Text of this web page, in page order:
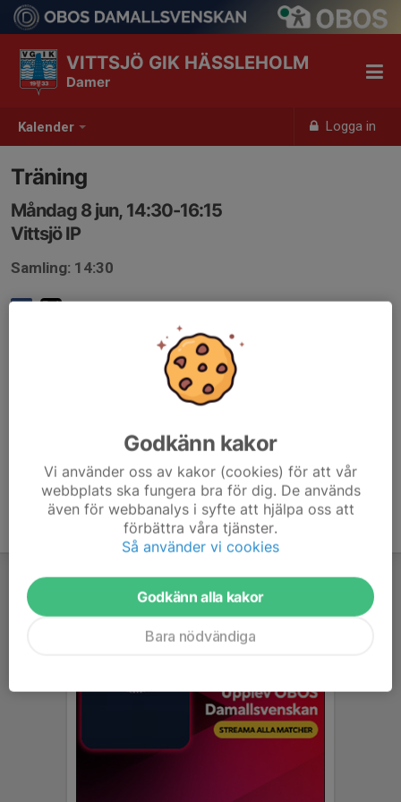
Kalender Logga in
VITTSJÖ GIK HÄSSLEHOLM
Damer
Träning
Måndag 8 jun, 14:30-16:15
Vittsjö IP
Samling: 14:30
Godkänn kakor
Vi använder oss av kakor (cookies) för att vår
webbplats ska fungera bra för dig. De används
även för webbanalys i syfte att hjälpa oss att
förbättra våra tjänster.
Så använder vi cookies
Godkänn alla kakor
Bara nödvändiga